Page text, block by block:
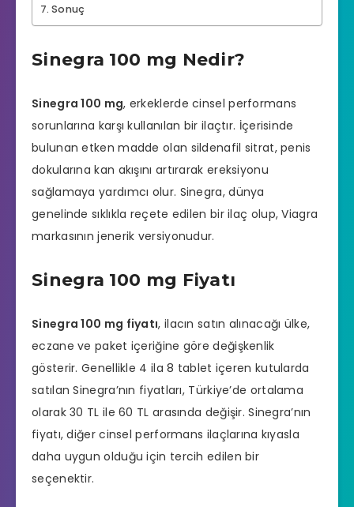
Sonuç
Sinegra 100 mg Nedir?
Sinegra 100 mg, erkeklerdecinsel performans
sorunlarına karşı kullanılan bir ilaçtır. İçerisinde
bulunan etken madde olan sildenafil sitrat, penis
dokularına kan akışını artırarak ereksiyonu
sağlamaya yardımcı olur. Sinegra, dünya
genelinde sıklıkla reçete edilen bir ilaç olup, Viagra
markasının jenerik versiyonudur.
Sinegra 100 mg Fiyatı
Sinegra 100 mg fiyatı, ilacın satın alınacağı ülke,
eczane ve paket içeriğine göre değişkenlik
gösterir. Genellikle 4 ila 8 tablet içeren kutularda
satılan Sinegra’nın fiyatları, Türkiye’de ortalama
olarak 30 TL ile 60 TL arasında değişir. Sinegra’nın
fiyatı, diğer cinsel performans ilaçlarına kıyasla
daha uygun olduğu için tercih edilen bir
seçenektir.